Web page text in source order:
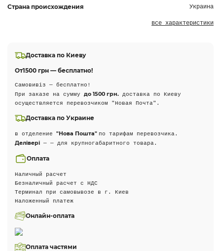
Страна происхождения Украина
все характеристики
Доставка по Киеву
От1500 грн — бесплатно!
Самовивіз — бесплатно!
При заказе на сумму до 1500 грн. доставка по Киеву
осуществляется перевозчиком "Новая Почта".
Доставка по Украине
в отделение "Нова Пошта" по тарифам перевозчика.
Делівері — — для крупногабаритного товара.
Оплата
Наличный расчет
Безналичный расчет с НДС
Терминал при самовывозе в г. Киев
Наложенный платеж
Онлайн-оплата
Оплата частями